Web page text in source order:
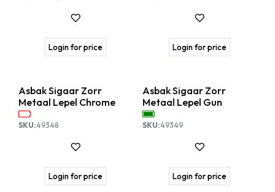
Login for price Login for price
Asbak Sigaar Zorr
Metaal Lepel Chrome
SKU:49348
Login for price
Nieuw!
Asbak Sigaar Zorr
Metaal Lepel Gun
SKU:49349
Login for price